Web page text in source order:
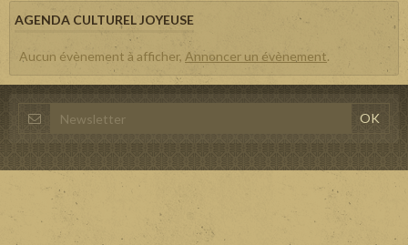
AGENDA CULTUREL JOYEUSE
Aucun évènement à afficher, Annoncer un évènement.